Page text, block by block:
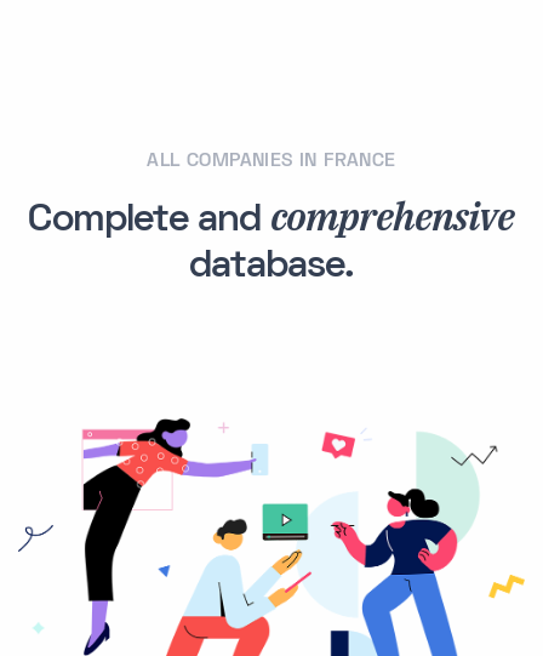
ALL COMPANIES IN FRANCE
Complete and comprehensive
database.